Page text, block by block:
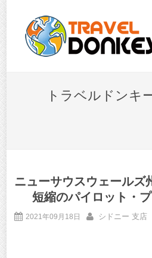
トラベルドンキ
ニューサウスウェールズ
短縮のパイロット・
2021年09月18日 シドニー 支店